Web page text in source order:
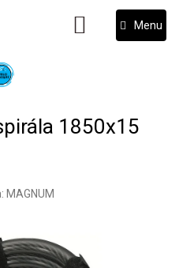
NÁKUPNÍ
KOŠÍK
1850x15
MAGNUM